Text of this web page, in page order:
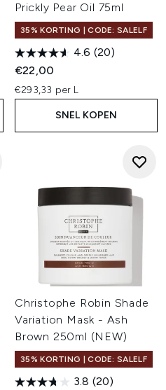
Prickly Pear Oil 75ml
35% KORTING | CODE: SALELF
4.6 (20)
€22,00
€293,33 per L
SNEL KOPEN
Christophe Robin Shade
Variation Mask - Ash
Brown 250ml (NEW)
35% KORTING | CODE: SALELF
3.8 (20)